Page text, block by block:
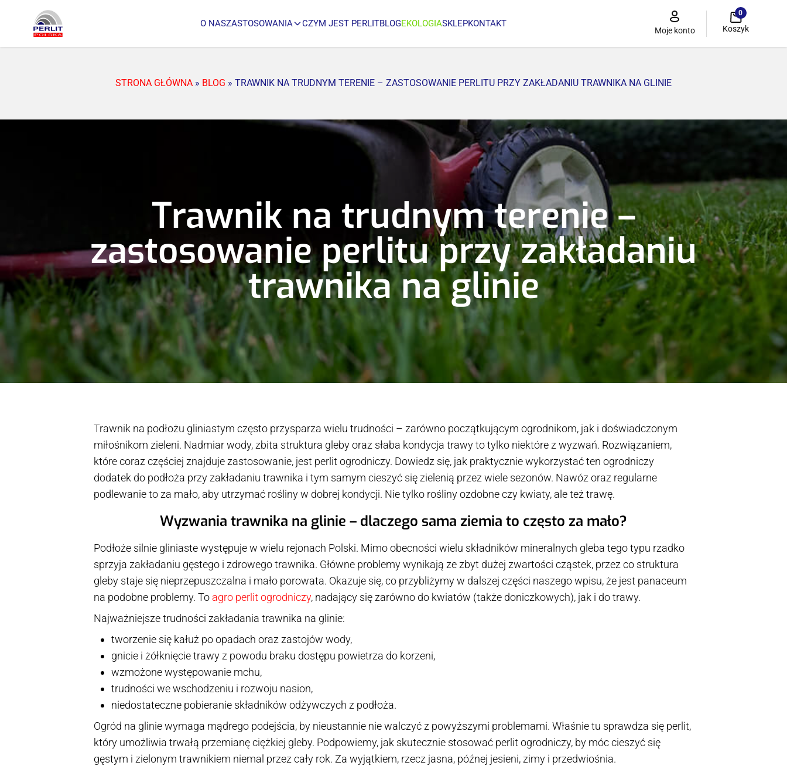
O NASZASTOSOWANIA CZYM JEST PERLITBLOGEKOLOGIASKLEPKONTAKT
Moje konto
0
Koszyk
STRONA GŁÓWNA » BLOG » TRAWNIK NA TRUDNYM TERENIE – ZASTOSOWANIE PERLITU PRZY ZAKŁADANIU TRAWNIKA NA GLINIE
Trawnik na trudnym terenie –
zastosowanie perlitu przy zakładaniu
trawnika na glinie
Trawnik na podłożu gliniastym często przysparza wielu trudności – zarówno początkującym ogrodnikom, jak i doświadczonym
miłośnikom zieleni. Nadmiar wody, zbita struktura gleby oraz słaba kondycja trawy to tylko niektóre z wyzwań. Rozwiązaniem,
które coraz częściej znajduje zastosowanie, jest perlit ogrodniczy. Dowiedz się, jak praktycznie wykorzystać ten ogrodniczy
dodatek do podłoża przy zakładaniu trawnika i tym samym cieszyć się zielenią przez wiele sezonów. Nawóz oraz regularne
podlewanie to za mało, aby utrzymać rośliny w dobrej kondycji. Nie tylko rośliny ozdobne czy kwiaty, ale też trawę.
Wyzwania trawnika na glinie – dlaczego sama ziemia to często za mało?
Podłoże silnie gliniaste występuje w wielu rejonach Polski. Mimo obecności wielu składników mineralnych gleba tego typu rzadko
sprzyja zakładaniu gęstego i zdrowego trawnika. Główne problemy wynikają ze zbyt dużej zwartości cząstek, przez co struktura
gleby staje się nieprzepuszczalna i mało porowata. Okazuje się, co przybliżymy w dalszej części naszego wpisu, że jest panaceum
na podobne problemy. To agro perlit ogrodniczy, nadający się zarówno do kwiatów (także doniczkowych), jak i do trawy.
Najważniejsze trudności zakładania trawnika na glinie:
tworzenie się kałuż po opadach oraz zastojów wody,
gnicie i żółknięcie trawy z powodu braku dostępu powietrza do korzeni,
wzmożone występowanie mchu,
trudności we wschodzeniu i rozwoju nasion,
niedostateczne pobieranie składników odżywczych z podłoża.
Ogród na glinie wymaga mądrego podejścia, by nieustannie nie walczyć z powyższymi problemami. Właśnie tu sprawdza się perlit,
który umożliwia trwałą przemianę ciężkiej gleby. Podpowiemy, jak skutecznie stosować perlit ogrodniczy, by móc cieszyć się
gęstym i zielonym trawnikiem niemal przez cały rok. Za wyjątkiem, rzecz jasna, późnej jesieni, zimy i przedwiośnia.